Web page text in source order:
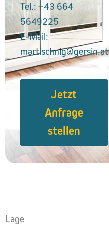
Tel.: +43 664
5649225
E-Mail:
martischnig@gersin.at
Jetzt
Anfrage
stellen
Lage